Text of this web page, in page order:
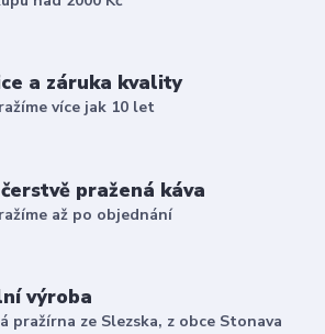
a záruka kvality
více jak 10 let
pražená káva
až po objednání
výroba
pražírna ze Slezska, z obce Stonava